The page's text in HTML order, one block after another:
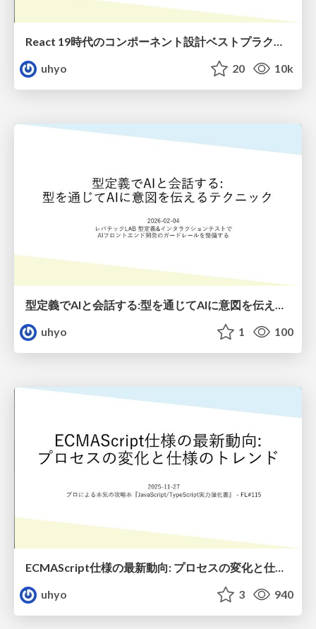
React 19時代のコンポーネント設計ベストプラクティス
uhyo
20 10k
uhyo
1 100
ECMAScript仕様の最新動向: プロセスの変化と仕様のトレンド
uhyo
3 940